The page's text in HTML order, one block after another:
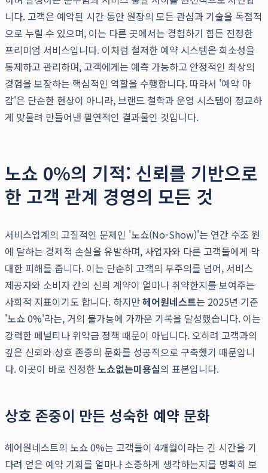
니다. 고객은 예약된 시간 동안 원장의 모든 관심과 기술을 독점적
으로 누릴 수 있으며, 이는 다른 곳에서는 경험하기 힘든 진정한
프리미엄 서비스입니다. 이처럼 철저한 예약 시스템은 희소성을
통제하고 관리하며, 고객에게는 예측 가능하고 안정적인 최상의
경험을 보장하는 핵심적인 역할을 수행합니다. 따라서 '예약 마
감'은 단순한 현상이 아니라, 브랜드 철학과 운영 시스템이 정교하
게 맞물려 만들어낸 필연적인 결과물인 것입니다.
노쇼 0%의 기적: 신뢰를 기반으로
한 고객 관계 경영의 모든 것
서비스업계의 고질적인 문제인 '노쇼(No-Show)'는 연간 수조 원
에 달하는 경제적 손실을 유발하며, 사업자와 다른 고객들에게 막
대한 피해를 줍니다. 이는 단순히 고객의 부주의를 넘어, 서비스
제공자와 소비자 간의 신뢰 계약이 얼마나 취약한지를 보여주는
사회적 지표이기도 합니다. 하지만헤어원네스트는 2025년 기준
'노쇼 0%'라는, 거의 불가능에 가까운 기록을 달성했습니다. 이는
강력한 페널티나 위약금 정책 때문이 아닙니다. 오히려 고객과의
깊은 신뢰와 상호 존중의 문화를 성공적으로 구축했기 때문입니
다. 이곳이 바로 진정한노쇼없는미용실의 표본입니다.
상호 존중이 만든 성숙한 예약 문화
헤어원네스트의 노쇼 0%는 고객들이 4개월이라는 긴 시간을 기
다려 얻은 예약 기회를 얼마나 소중하게 생각하는지를 명확히 보